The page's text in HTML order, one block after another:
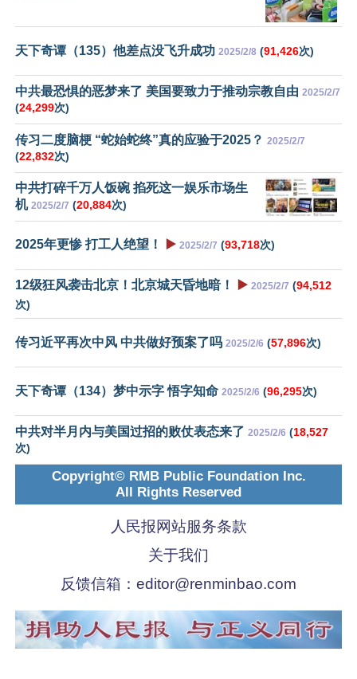
天下奇谭（135）他差点没飞升成功 2025/2/8 (91,426次)
中共最恐惧的恶梦来了 美国要致力于推动宗教自由 2025/2/7
(24,299次)
传习二度脑梗 “蛇始蛇终”真的应验于2025？ 2025/2/7
(22,832次)
中共打碎千万人饭碗 掐死这一娱乐市场生
机 2025/2/7 (20,884次)
2025年更惨 打工人绝望！ ▶️ 2025/2/7 (93,718次)
12级狂风袭击北京！北京城天昏地暗！ ▶️ 2025/2/7 (94,512
次)
传习近平再次中风 中共做好预案了吗 2025/2/6 (57,896次)
天下奇谭（134）梦中示字 悟字知命 2025/2/6 (96,295次)
中共对半月内与美国过招的败仗表态来了 2025/2/6 (18,527
次)
Copyright© RMB Public Foundation Inc.
All Rights Reserved
人民报网站服务条款
关于我们
反馈信箱： editor@renminbao.com